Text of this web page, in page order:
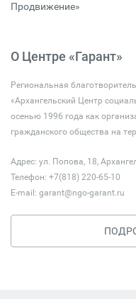
Продвижение»
О Центре «Гарант»
Региональная
«Архангельский Центр
осенью 1996 года как
гражданского общества на
Адрес: ул. Попова, 18,
Телефон: +7(818) 220-65-10
E-mail: garant@ngo-garant.ru